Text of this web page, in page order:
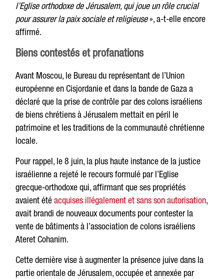
l’Eglise orthodoxe de Jérusalem, qui joue un rôle crucial
pour assurer la paix sociale et religieuse», a-t-elle encore
affirmé.
Biens contestés et profanations
Avant Moscou, le Bureau du représentant de l’Union
européenne en Cisjordanie et dans la bande de Gaza a
déclaré que la prise de contrôle par des colons israéliens
de biens chrétiens à Jérusalem mettait en péril le
patrimoine et les traditions de la communauté chrétienne
locale.
Pour rappel, le 8 juin, la plus haute instance de la justice
israélienne a rejeté le recours formulé par l’Eglise
grecque-orthodoxe qui, affirmant que ses propriétés
avaient étéacquises illégalement et sans son autorisation,
avait brandi de nouveaux documents pour contester la
vente de bâtiments à l’association de colons israéliens
Ateret Cohanim.
Cette dernière vise à augmenter la présence juive dans la
partie orientale de Jérusalem, occupée et annexée par